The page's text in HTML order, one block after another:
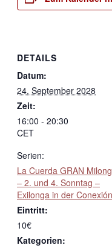
DETAILS
Datum:
24. September 2028
Zeit:
16:00 - 20:30
CET
Serien:
La Cuerda GRAN
– 2. und 4. Sonntag –
Exilonga in der Conexión
Eintritt:
10€
Kategorien: